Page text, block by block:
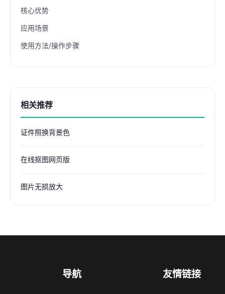
核心优势
应用场景
使用方法/操作步骤
相关推荐
证件照换背景色
在线抠图网页版
图片无损放大
导航 友情链接